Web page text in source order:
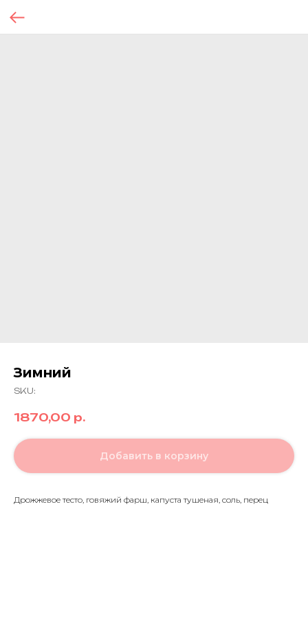
Зимний
SKU:
1870,00 р.
Добавить в корзину
Дрожжевое тесто, говяжий фарш, капуста тушеная, соль, перец